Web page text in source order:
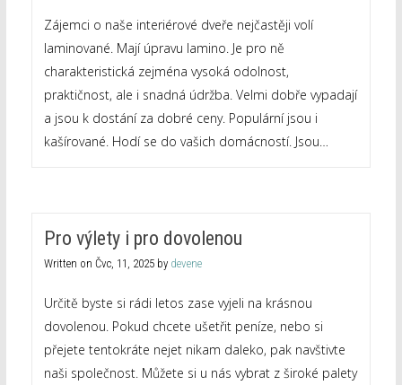
Zájemci o naše interiérové dveře nejčastěji volí
laminované. Mají úpravu lamino. Je pro ně
charakteristická zejména vysoká odolnost,
praktičnost, ale i snadná údržba. Velmi dobře vypadají
a jsou k dostání za dobré ceny. Populární jsou i
kašírované. Hodí se do vašich domácností. Jsou…
Pro výlety i pro dovolenou
Written onČvc, 11, 2025 by devene
Určitě byste si rádi letos zase vyjeli na krásnou
dovolenou. Pokud chcete ušetřit peníze, nebo si
přejete tentokráte nejet nikam daleko, pak navštivte
naši společnost. Můžete si u nás vybrat z široké palety